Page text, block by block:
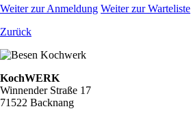
Weiter zur Anmeldung Weiter zur Warteliste
Zurück
KochWERK
Winnender Straße 17
71522 Backnang